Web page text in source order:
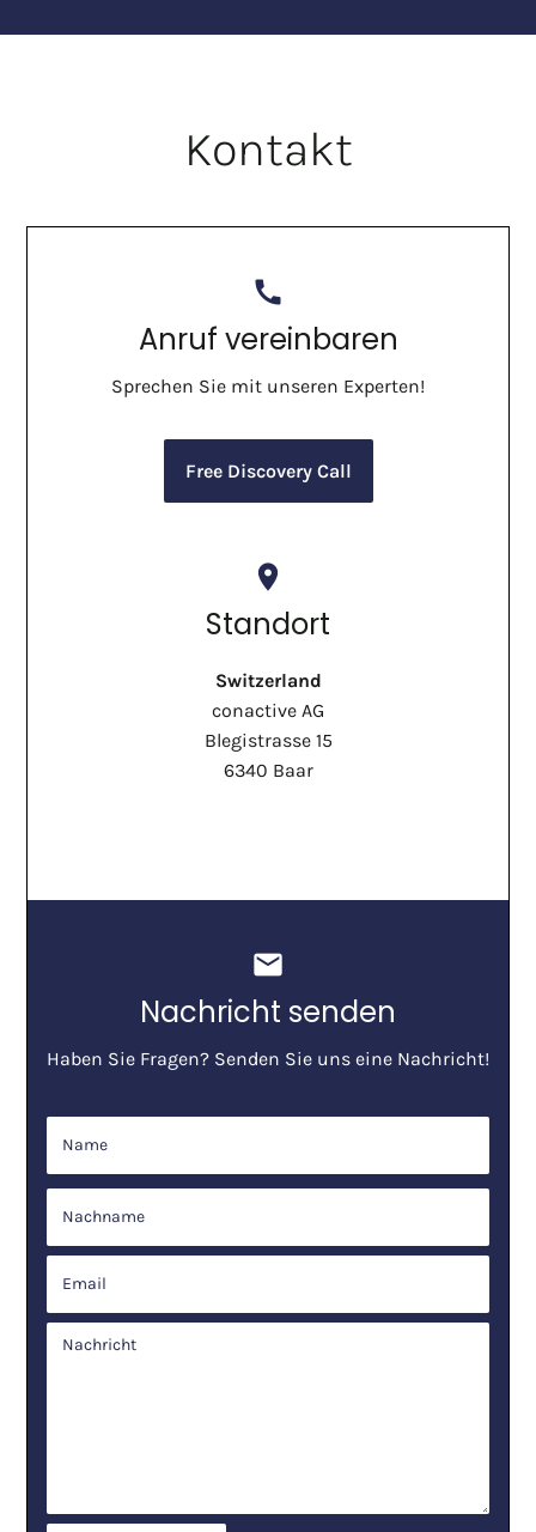
Kontakt
call
Anruf vereinbaren
Sprechen Sie mit unseren Experten!
Free Discovery Call
place
Standort
Switzerland
conactive AG
Blegistrasse 15
6340 Baar
mail
Nachricht senden
Haben Sie Fragen? Senden Sie uns eine Nachricht!